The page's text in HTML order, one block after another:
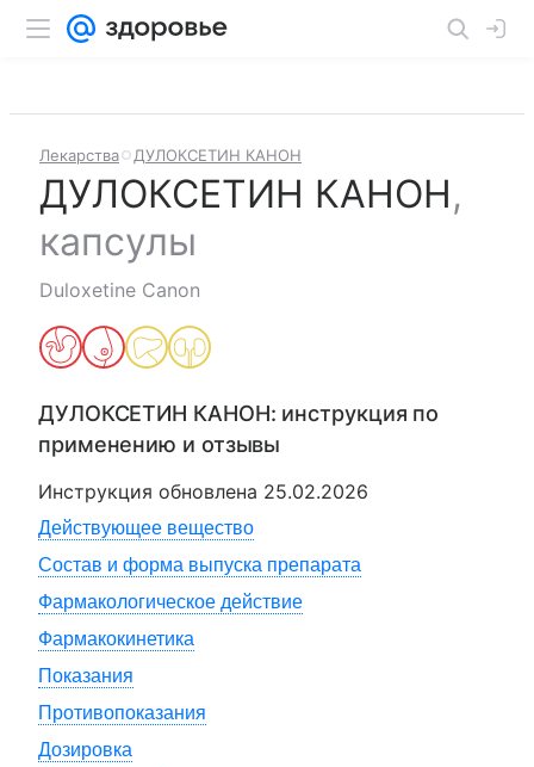
Лекарства ДУЛОКСЕТИН КАНОН
ДУЛОКСЕТИН КАНОН,
капсулы
Duloxetine Canon
ДУЛОКСЕТИН КАНОН: инструкция по
применению и отзывы
Инструкция обновлена 25.02.2026
Действующее вещество
Состав и форма выпуска препарата
Фармакологическое действие
Фармакокинетика
Показания
Противопоказания
Дозировка